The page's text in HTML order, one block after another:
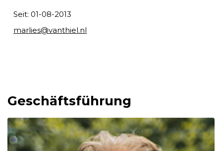
Seit: 01-08-2013
marlies@vanthiel.nl
Geschäftsführung